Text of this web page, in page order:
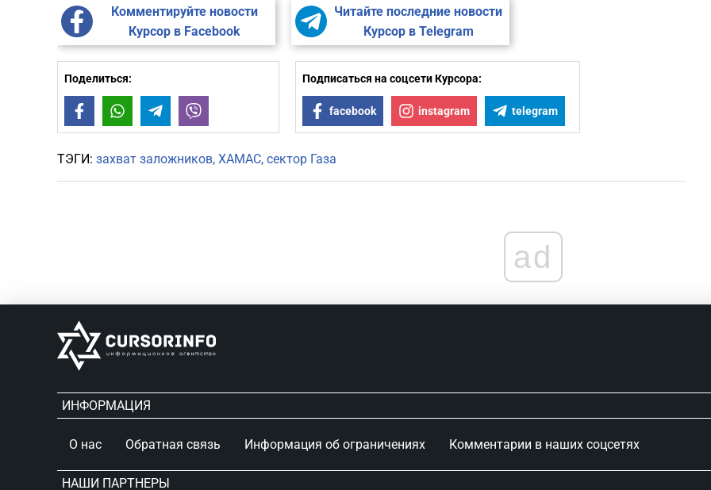
Комментируйте новости
Курсор в Facebook
Читайте последние новости
Курсор в Telegram
Поделиться:
FacebookWhatsAppTelegram
Подписаться на соцсети Курсора:
facebook instagram telegram
ТЭГИ: захват заложников ХАМАС сектор Газа
ad
ИНФОРМАЦИЯ
О нас Обратная связь Информация об ограничениях Комментарии в наших соцсетях
НАШИ ПАРТНЕРЫ